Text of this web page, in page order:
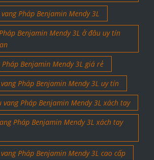
Pháp Benjamin Mendy 3L
Benjamin Mendy 3L ở đâu uy tín
Benjamin Mendy 3L giá rẻ
Pháp Benjamin Mendy 3L uy tín
Pháp Benjamin Mendy 3L xách tay
Pháp Benjamin Mendy 3L xách tay
Pháp Benjamin Mendy 3L cao cấp